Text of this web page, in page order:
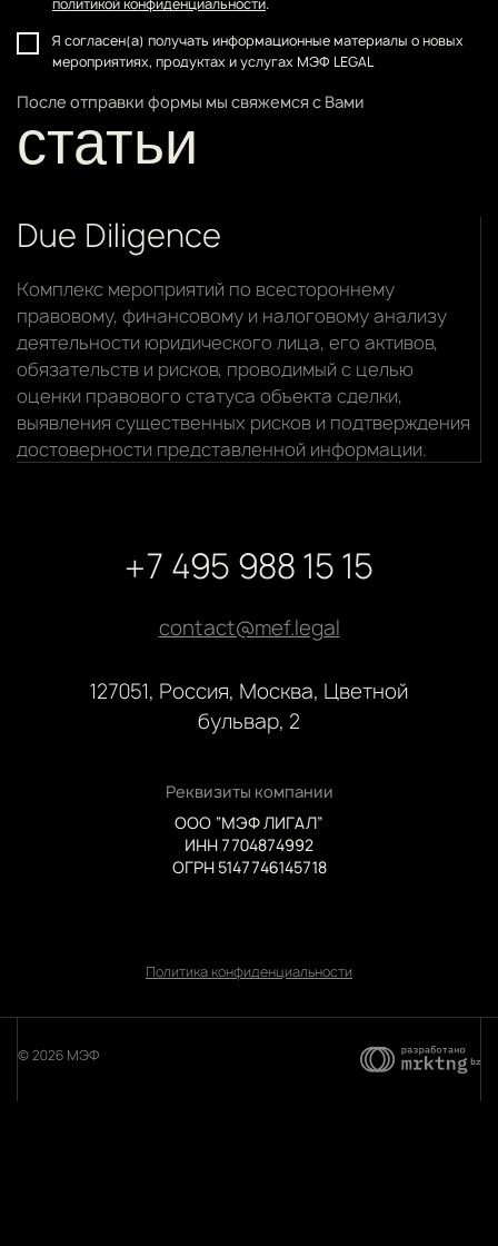
политикой конфиденциальности.
Я согласен(а) получать информационные материалы о новых
мероприятиях, продуктах и услугах МЭФ LEGAL
После отправки формы мы свяжемся с Вами
статьи
Due Diligence
Комплекс мероприятий по всестороннему
правовому, финансовому и налоговому анализу
деятельности юридического лица, его активов,
обязательств и рисков, проводимый с целью
оценки правового статуса объекта сделки,
выявления существенных рисков и подтверждения
достоверности представленной информации.
+7 495 988 15 15
contact@mef.legal
127051, Россия, Москва, Цветной
бульвар, 2
Реквизиты компании
ООО “МЭФ ЛИГАЛ”
ИНН 7704874992
ОГРН 5147746145718
Политика конфиденциальности
© 2026 МЭФ